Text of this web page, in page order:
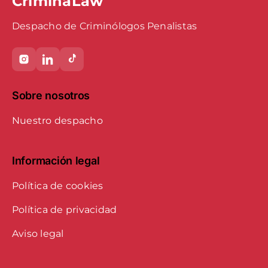
Despacho de Criminólogos Penalistas
Sobre nosotros
Nuestro despacho
Información legal
Política de cookies
Política de privacidad
Aviso legal